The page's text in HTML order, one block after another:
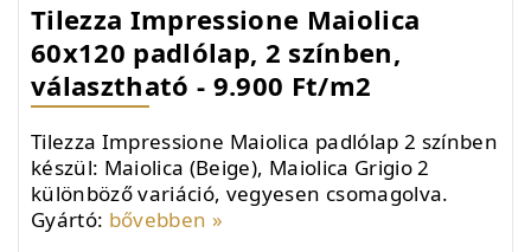
Tilezza Impressione Maiolica
60x120 padlólap, 2 színben,
választható - 9.900 Ft/m2
Tilezza Impressione Maiolica padlólap 2 színben
készül: Maiolica (Beige), Maiolica Grigio 2
különböző variáció, vegyesen csomagolva.
Gyártó: bővebben »